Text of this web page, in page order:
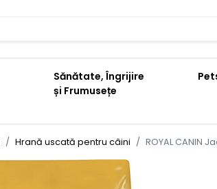
Sănătate, Îngrijire
și Frumusețe
Hrană uscată pentru câini ROYAL CANIN